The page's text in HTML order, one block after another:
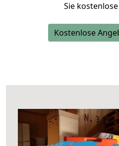
Sie
Kostenlose